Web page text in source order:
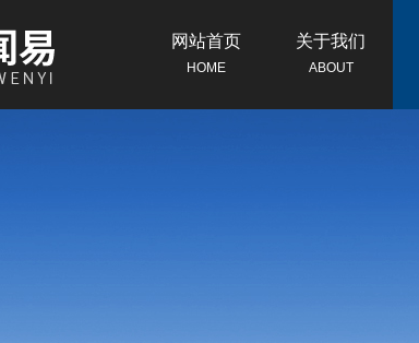
网站首页
HOME
关于我们
ABOUT